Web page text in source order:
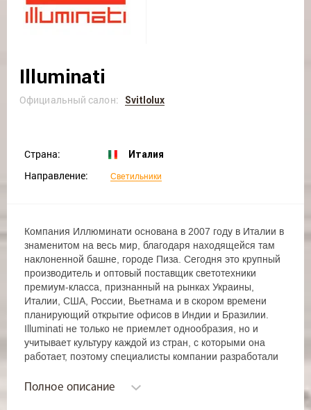
Illuminati
Официальный салон: Svitlolux
Страна: Италия
Направление: Светильники
Компания Иллюминати основана в 2007 году в Италии в
знаменитом на весь мир, благодаря находящейся там
наклоненной башне, городе Пиза. Сегодня это крупный
производитель и оптовый поставщик светотехники
премиум-класса, признанный на рынках Украины,
Италии, США, России, Вьетнама и в скором времени
планирующий открытие офисов в Индии и Бразилии.
Illuminati не только не приемлет однообразия, но и
учитывает культуру каждой из стран, с которыми она
работает, поэтому специалисты компании разработали
трендов с традициями той или иной страны. С начала
Полное описание